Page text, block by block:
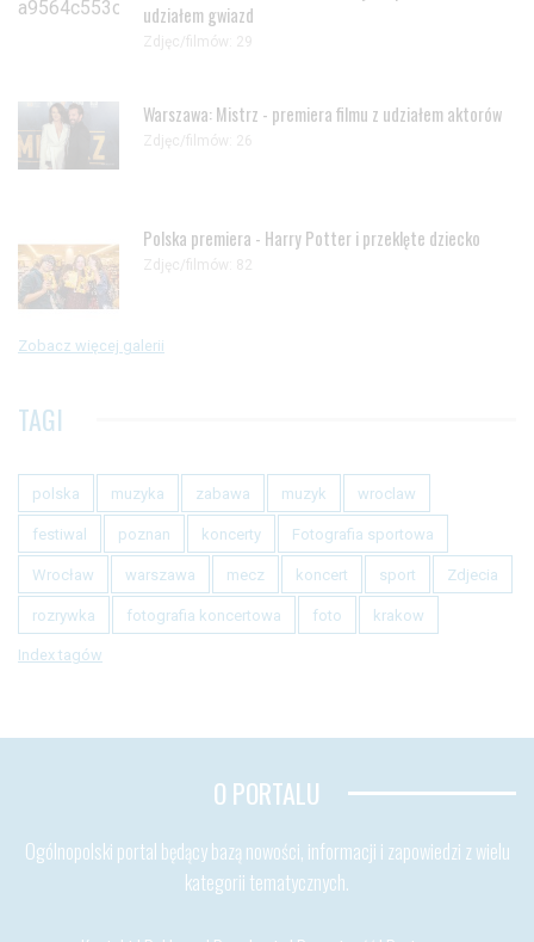
udziałem gwiazd
Zdjęc/filmów: 29
Warszawa: Mistrz - premiera filmu z udziałem aktorów
Zdjęc/filmów: 26
Polska premiera - Harry Potter i przeklęte dziecko
Zdjęc/filmów: 82
Zobacz więcej galerii
TAGI
polska muzyka zabawa muzyk wroclaw
festiwal poznan koncerty Fotografia sportowa
Wrocław warszawa mecz koncert sport Zdjecia
rozrywka fotografia koncertowa foto krakow
Index tagów
O PORTALU
Ogólnopolski portal będący bazą nowości, informacji i zapowiedzi z wielu
kategorii tematycznych.